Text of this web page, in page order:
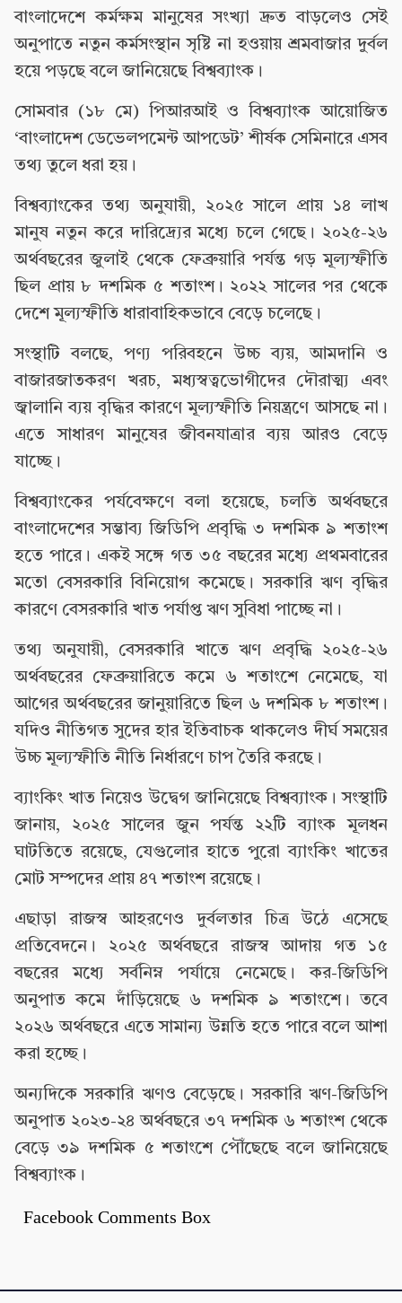
বাংলাদেশে কর্মক্ষম মানুষের সংখ্যা দ্রুত বাড়লেও সেই
অনুপাতে নতুন কর্মসংস্থান সৃষ্টি না হওয়ায় শ্রমবাজার দুর্বল
হয়ে পড়ছে বলে জানিয়েছে বিশ্বব্যাংক।
সোমবার (১৮ মে) পিআরআই ও বিশ্বব্যাংক আয়োজিত
‘বাংলাদেশ ডেভেলপমেন্ট আপডেট’ শীর্ষক সেমিনারে এসব
তথ্য তুলে ধরা হয়।
বিশ্বব্যাংকের তথ্য অনুযায়ী, ২০২৫ সালে প্রায় ১৪ লাখ
মানুষ নতুন করে দারিদ্র্যের মধ্যে চলে গেছে। ২০২৫-২৬
অর্থবছরের জুলাই থেকে ফেব্রুয়ারি পর্যন্ত গড় মূল্যস্ফীতি
ছিল প্রায় ৮ দশমিক ৫ শতাংশ। ২০২২ সালের পর থেকে
দেশে মূল্যস্ফীতি ধারাবাহিকভাবে বেড়ে চলেছে।
সংস্থাটি বলছে, পণ্য পরিবহনে উচ্চ ব্যয়, আমদানি ও
বাজারজাতকরণ খরচ, মধ্যস্বত্বভোগীদের দৌরাত্ম্য এবং
জ্বালানি ব্যয় বৃদ্ধির কারণে মূল্যস্ফীতি নিয়ন্ত্রণে আসছে না।
এতে সাধারণ মানুষের জীবনযাত্রার ব্যয় আরও বেড়ে
যাচ্ছে।
বিশ্বব্যাংকের পর্যবেক্ষণে বলা হয়েছে, চলতি অর্থবছরে
বাংলাদেশের সম্ভাব্য জিডিপি প্রবৃদ্ধি ৩ দশমিক ৯ শতাংশ
হতে পারে। একই সঙ্গে গত ৩৫ বছরের মধ্যে প্রথমবারের
মতো বেসরকারি বিনিয়োগ কমেছে। সরকারি ঋণ বৃদ্ধির
কারণে বেসরকারি খাত পর্যাপ্ত ঋণ সুবিধা পাচ্ছে না।
তথ্য অনুযায়ী, বেসরকারি খাতে ঋণ প্রবৃদ্ধি ২০২৫-২৬
অর্থবছরের ফেব্রুয়ারিতে কমে ৬ শতাংশে নেমেছে, যা
আগের অর্থবছরের জানুয়ারিতে ছিল ৬ দশমিক ৮ শতাংশ।
যদিও নীতিগত সুদের হার ইতিবাচক থাকলেও দীর্ঘ সময়ের
উচ্চ মূল্যস্ফীতি নীতি নির্ধারণে চাপ তৈরি করছে।
ব্যাংকিং খাত নিয়েও উদ্বেগ জানিয়েছে বিশ্বব্যাংক। সংস্থাটি
জানায়, ২০২৫ সালের জুন পর্যন্ত ২২টি ব্যাংক মূলধন
ঘাটতিতে রয়েছে, যেগুলোর হাতে পুরো ব্যাংকিং খাতের
মোট সম্পদের প্রায় ৪৭ শতাংশ রয়েছে।
এছাড়া রাজস্ব আহরণেও দুর্বলতার চিত্র উঠে এসেছে
প্রতিবেদনে। ২০২৫ অর্থবছরে রাজস্ব আদায় গত ১৫
বছরের মধ্যে সর্বনিম্ন পর্যায়ে নেমেছে। কর-জিডিপি
অনুপাত কমে দাঁড়িয়েছে ৬ দশমিক ৯ শতাংশে। তবে
২০২৬ অর্থবছরে এতে সামান্য উন্নতি হতে পারে বলে আশা
করা হচ্ছে।
অন্যদিকে সরকারি ঋণও বেড়েছে। সরকারি ঋণ-জিডিপি
অনুপাত ২০২৩-২৪ অর্থবছরে ৩৭ দশমিক ৬ শতাংশ থেকে
বেড়ে ৩৯ দশমিক ৫ শতাংশে পৌঁছেছে বলে জানিয়েছে
বিশ্বব্যাংক।
Facebook Comments Box